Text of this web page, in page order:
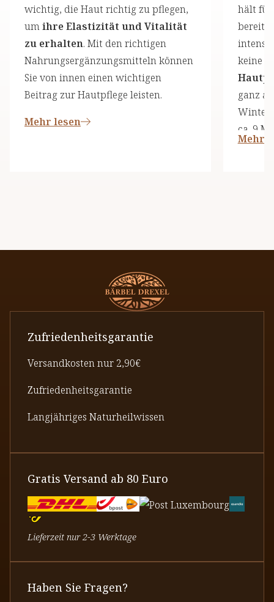
wichtig, die Haut richtig zu pflegen,
umihre Elastizität und Vitalität
zu erhalten. Mit den richtigen
Nahrungsergänzungsmitteln können
Sie von innen einen wichtigen
Beitrag zur Hautpflege leisten.
Mehr lesen
hält
bereit
keine
ganz
ca. 9
Mehr
Zufriedenheitsgarantie
Versandkosten nur 2,90€
Zufriedenheitsgarantie
Langjähriges Naturheilwissen
Gratis Versand ab 80 Euro
Lieferzeit nur 2-3 Werktage
Haben Sie Fragen?